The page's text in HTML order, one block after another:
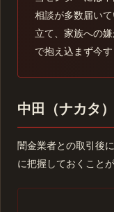
相談が多数届い
立て、家族への
で抱え込まず今す
中田（ナカタ
闇金業者との取引後
に把握しておくことが